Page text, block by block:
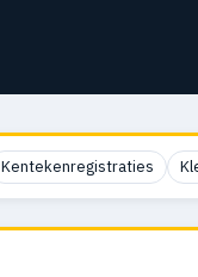
Kentekenregistraties